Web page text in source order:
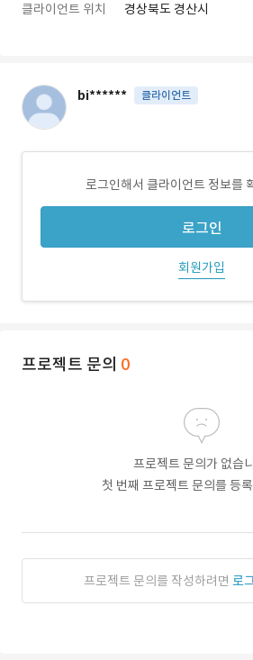
클라이언트 위치 경상북도 경산시
bi****** 클라이언트
로그인해서 클라이언트 정보를
로그인
회원가입
프로젝트 문의 0
프로젝트 문의가 없습
첫 번째 프로젝트 문의를 등
프로젝트 문의를 작성하려면 로